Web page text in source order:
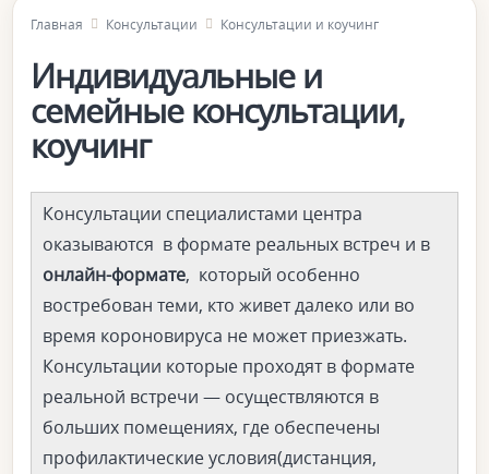
Главная Консультации Консультации и коучинг
Индивидуальные и
семейные консультации,
коучинг
Консультации специалистами центра
оказываются в формате реальных встреч и в
онлайн-формате, который особенно
востребован теми, кто живет далеко или во
время короновируса не может приезжать.
Консультации которые проходят в формате
реальной встречи — осуществляются в
больших помещениях, где обеспечены
профилактические условия(дистанция,